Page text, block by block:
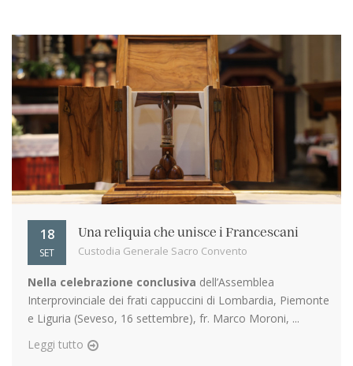
18
SET
Una reliquia che unisce i Francescani
Custodia Generale Sacro Convento
Nella celebrazione conclusiva dell’Assemblea
Interprovinciale dei frati cappuccini di Lombardia, Piemonte
e Liguria (Seveso, 16 settembre), fr. Marco Moroni, ...
Leggi tutto